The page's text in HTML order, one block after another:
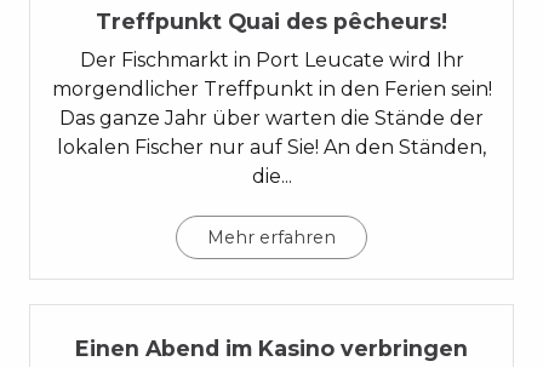
Treffpunkt Quai des pêcheurs!
Der Fischmarkt in Port Leucate wird Ihr
morgendlicher Treffpunkt in den Ferien sein!
Das ganze Jahr über warten die Stände der
lokalen Fischer nur auf Sie! An den Ständen,
die...
Mehr erfahren
06Einen Abend im Kasino verbringen